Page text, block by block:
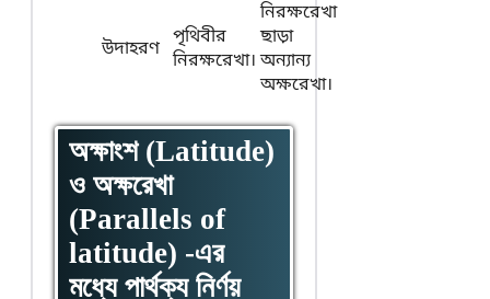
উদাহরণ পৃথিবীর
নিরক্ষরেখা।
নিরক্ষরেখা
ছাড়া
অন্যান্য
অক্ষরেখা।
অক্ষাংশ (Latitude)
ও অক্ষরেখা
(Parallels of
latitude) -এর
মধ্যে পার্থক্য নির্ণয়